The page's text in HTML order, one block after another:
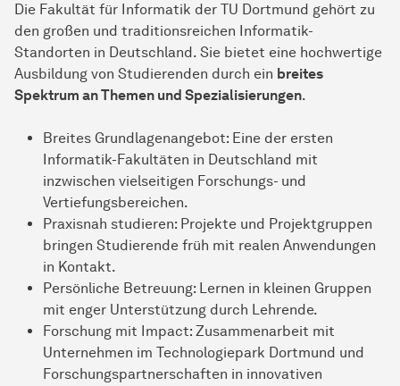
Die Fakultät für Informatik der TU Dortmund gehört zu
den großen und traditionsreichen Informatik-
Standorten in Deutschland. Sie bietet eine hochwertige
Ausbildung von Studierenden durch ein breites
Spektrum an Themen und Spezialisierungen.
Breites Grundlagenangebot: Eine der ersten
Informatik-Fakultäten in Deutschland mit
inzwischen vielseitigen Forschungs- und
Vertiefungsbereichen.
Praxisnah studieren: Projekte und Projektgruppen
bringen Studierende früh mit realen Anwendungen
in Kontakt.
Persönliche Betreuung: Lernen in kleinen Gruppen
mit enger Unterstützung durch Lehrende.
Forschung mit Impact: Zusammenarbeit mit
Unternehmen im Technologiepark Dortmund und
Forschungspartnerschaften in innovativen